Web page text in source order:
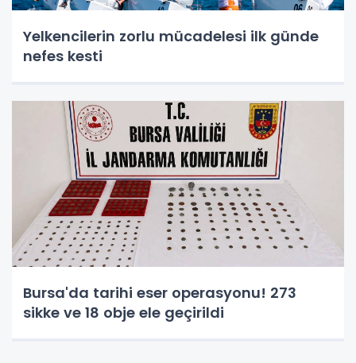
Yelkencilerin zorlu mücadelesi ilk günde
nefes kesti
Bursa'da tarihi eser operasyonu! 273
sikke ve 18 obje ele geçirildi